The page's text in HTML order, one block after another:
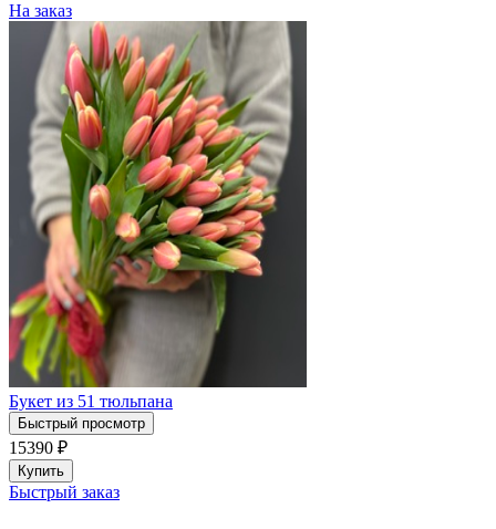
На заказ
Букет из 51 тюльпана
Быстрый просмотр
15390 ₽
Купить
Быстрый заказ